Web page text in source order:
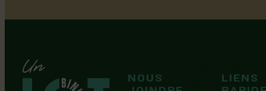
NOUS
Laurier-Station
LIENS